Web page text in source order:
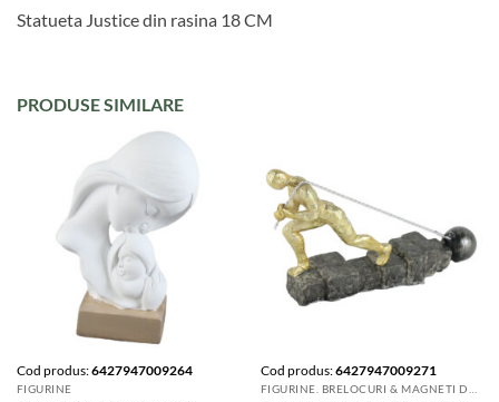
Statueta Justice din rasina 18 CM
PRODUSE SIMILARE
Cod produs:6427947009264
FIGURINE
Cod produs:6427947009271